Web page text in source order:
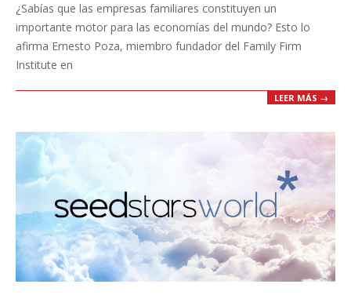
¿Sabías que las empresas familiares constituyen un
importante motor para las economías del mundo? Esto lo
afirma Ernesto Poza, miembro fundador del Family Firm
Institute en
LEER MÁS →